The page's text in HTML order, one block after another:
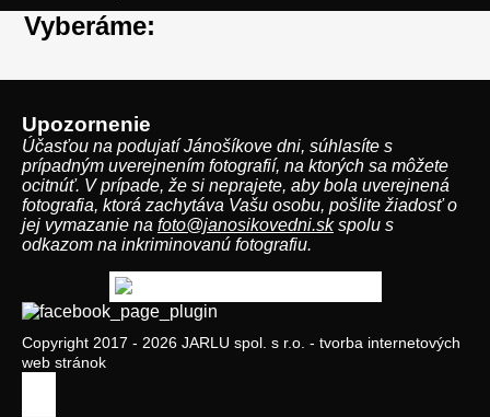
Vyberáme:
Upozornenie
Účasťou na podujatí Jánošíkove dni, súhlasíte s
prípadným uverejnením fotografií, na ktorých sa môžete
ocitnúť. V prípade, že si neprajete, aby bola uverejnená
fotografia, ktorá zachytáva Vašu osobu, pošlite žiadosť o
jej vymazanie na foto@janosikovedni.skspolu s
odkazom na inkriminovanú fotografiu.
Copyright 2017 - 2026 JARLU spol. s r.o. - tvorba internetových
web stránok